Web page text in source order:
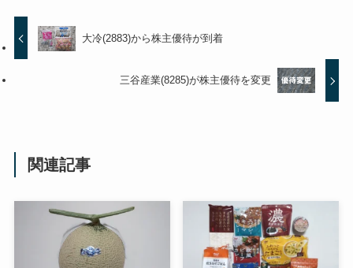
大冷(2883)から株主優待が到着
三谷産業(8285)が株主優待を変更
関連記事